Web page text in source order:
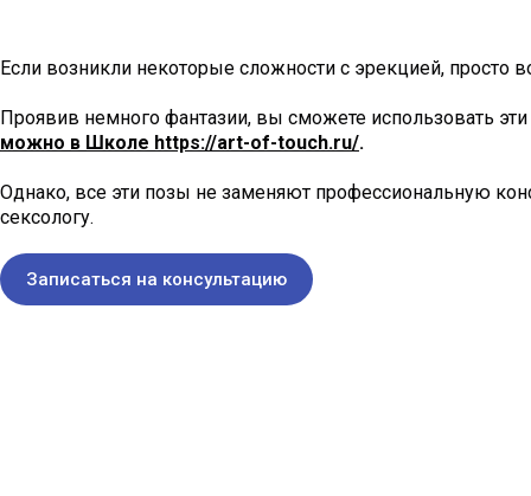
Если возникли некоторые сложности с эрекцией, просто
Проявив немного фантазии, вы сможете использовать
можно в Школе https://art-of-touch.ru/.
Однако, все эти позы не заменяют профессиональную
сексологу.
Записаться на консультацию